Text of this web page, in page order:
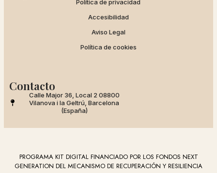
Política de privacidad
Accesibilidad
Aviso Legal
Política de cookies
Contacto
Calle Major 36, Local 2 08800
Vilanova i la Geltrú, Barcelona
(España)
PROGRAMA KIT DIGITAL FINANCIADO POR LOS FONDOS NEXT
GENERATION DEL MECANISMO DE RECUPERACIÓN Y RESILIENCIA